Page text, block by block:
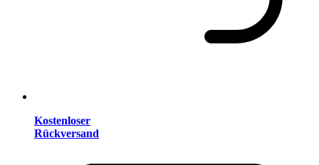
Kostenloser
Rückversand